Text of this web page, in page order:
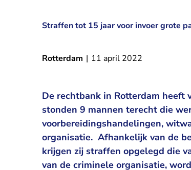
Straffen tot 15 jaar voor invoer grote
Rotterdam | 11 april 2022
De rechtbank in Rotterdam heeft
stonden 9 mannen terecht die
voorbereidingshandelingen,
organisatie. Afhankelijk van de
krijgen zij straffen opgelegd die
van de criminele organisatie,